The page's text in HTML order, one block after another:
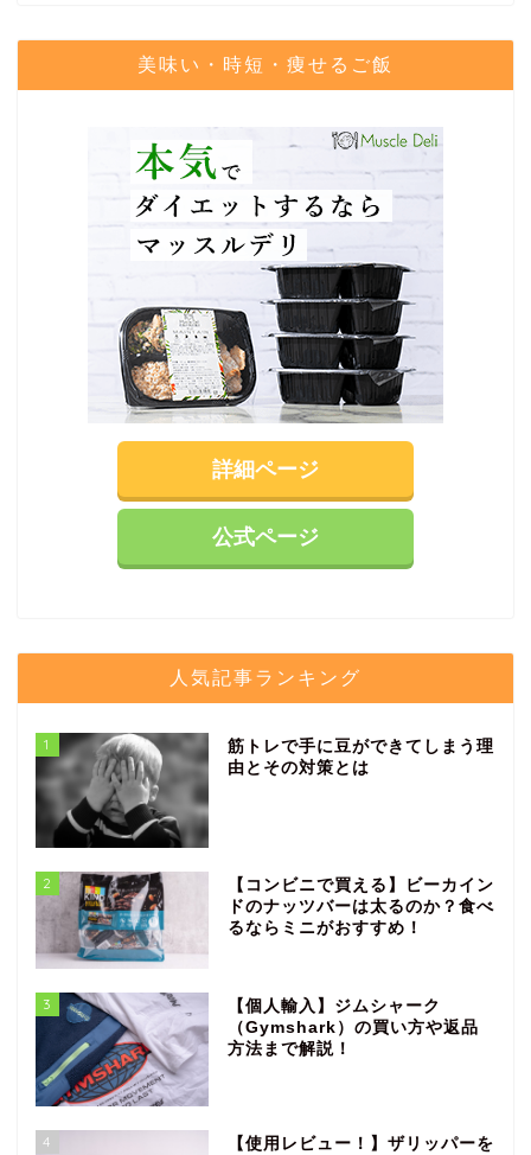
美味い・時短・痩せるご飯
詳細ページ
公式ページ
人気記事ランキング
1
筋トレで手に豆ができてしまう理
由とその対策とは
2
【コンビニで買える】ビーカイン
ドのナッツバーは太るのか？食べ
るならミニがおすすめ！
3
【個人輸入】ジムシャーク
（Gymshark）の買い方や返品
方法まで解説！
4
【使用レビュー！】ザリッパーを